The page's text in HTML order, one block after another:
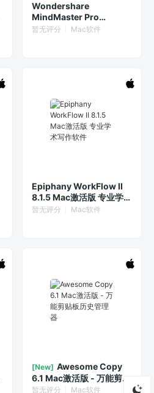
Wondershare
MindMaster Pro
12.2.4.1224 亿图脑图/思
暂无评分 Mac软件
Epiphany WorkFlow II
8.1.5 Mac激活版 专业学术
写作软件
暂无评分 Mac软件
[New] Awesome Copy
6.1 Mac激活版 - 万能剪贴
板历史管理器
暂无评分 Mac软件